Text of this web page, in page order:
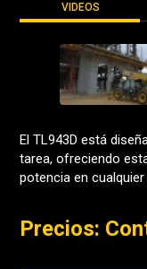
VIDEOS
El TL943D está
tarea, ofreciendo
potencia en
Precios: